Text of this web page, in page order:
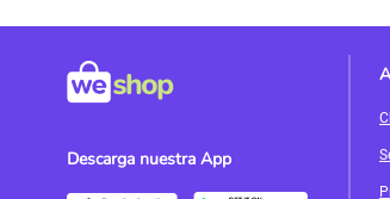
Descarga nuestra App